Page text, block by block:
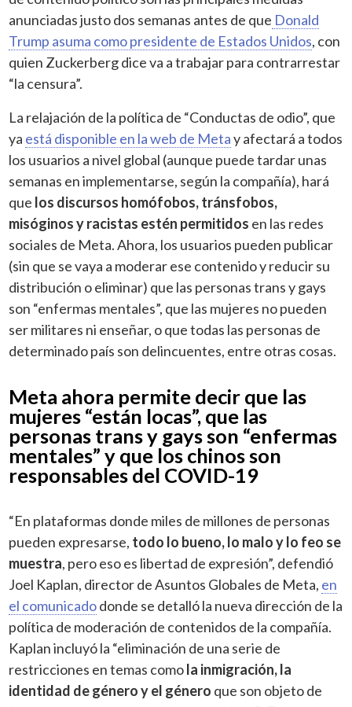
anunciadas justo dos semanas antes de que Donald
Trump asuma como presidente de Estados Unidos, con
quien Zuckerberg dice va a trabajar para contrarrestar
“la censura”.
La relajación de la política de “Conductas de odio”, que
ya está disponible en la web de Metay afectará a todos
los usuarios a nivel global (aunque puede tardar unas
semanas en implementarse, según la compañía), hará
que los discursos homófobos, tránsfobos,
misóginos y racistas estén permitidos en las redes
sociales de Meta. Ahora, los usuarios pueden publicar
(sin que se vaya a moderar ese contenido y reducir su
distribución o eliminar) que las personas trans y gays
son “enfermas mentales”, que las mujeres no pueden
ser militares ni enseñar, o que todas las personas de
determinado país son delincuentes, entre otras cosas.
Meta ahora permite decir que las
mujeres “están locas”, que las
personas trans y gays son “enfermas
mentales” y que los chinos son
responsables del COVID-19
“En plataformas donde miles de millones de personas
pueden expresarse, todo lo bueno, lo malo y lo feo se
muestra, pero eso es libertad de expresión”, defendió
Joel Kaplan, director de Asuntos Globales de Meta, en
el comunicadodonde se detalló la nueva dirección de la
política de moderación de contenidos de la compañía.
Kaplan incluyó la “eliminación de una serie de
restricciones en temas comola inmigración, la
identidad de género y el género que son objeto de